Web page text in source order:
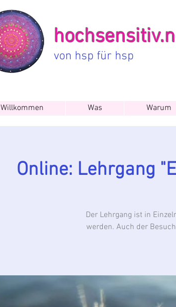
von hsp für hsp
Willkommen Was Warum
Online: Lehrgang
Der Lehrgang ist in
werden. Auch der